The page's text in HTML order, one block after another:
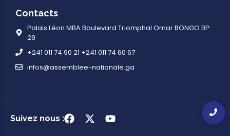
Contacts
Palais Léon MBA Boulevard Triomphal Omar BONGO BP:
29
+241 011 74 90 21 +241 011 74 60 67
infos@assemblee-nationale.ga
Suivez nous :